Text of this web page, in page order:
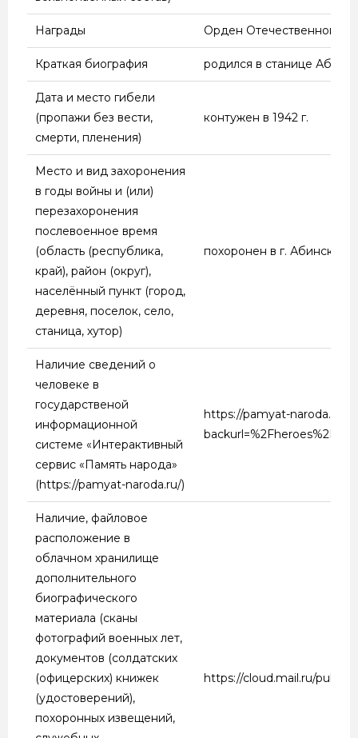
Награды Орден Отечественной
Краткая биография родился в станице
Дата и место гибели
(пропажи без вести,
смерти, пленения)
контужен в 1942 г.
Место и вид захоронения
в годы войны и (или)
перезахоронения
послевоенное время
(область (республика,
край), район (округ),
населённый пункт (город,
деревня, поселок, село,
станица, хутор)
похоронен в г. Абинске,
Наличие сведений о
человеке в
государственой
информационной
системе «Интерактивный
сервис «Память народа»
(https://pamyat-naroda.ru/)
https://pamyat-naroda.ru/
Наличие, файловое
расположение в
облачном хранилище
дополнительного
биографического
материала (сканы
фотографий военных лет,
документов (солдатских
(офицерских) книжек
(удостоверений),
похоронных извещений,
https://cloud.mail.ru/public/